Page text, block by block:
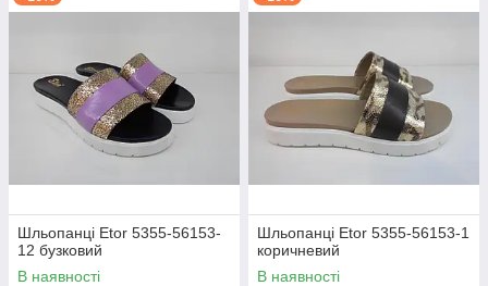
Шльопанці Etor 5355-56153-
12 бузковий
В наявності
Шльопанці Etor 5355-56153-1
коричневий
В наявності